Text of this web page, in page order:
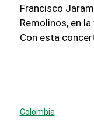
Francisco
Remolinos, en
Con esta
Colombia